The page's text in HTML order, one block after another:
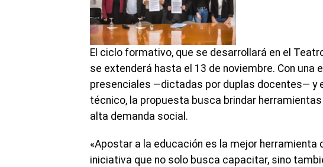
El ciclo formativo, que se desarrollará en el
se extenderá hasta el 13 de noviembre. Con
presenciales —dictadas por duplas docentes— y
técnico, la propuesta busca brindar
alta demanda social.
«Apostar a la educación es la mejor
iniciativa que no solo busca capacitar, sino